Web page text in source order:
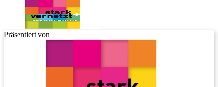
Präsentiert von